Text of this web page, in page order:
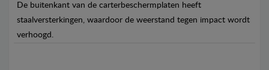
De buitenkant van de carterbeschermplaten heeft
staalversterkingen, waardoor de weerstand tegen impact wordt
verhoogd.